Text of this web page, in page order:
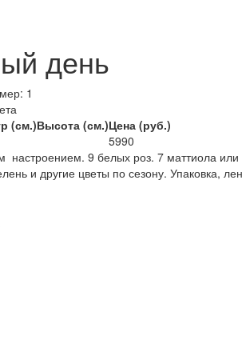
день
1
(см.)Высота (см.)Цена (руб.)
5990
настроением. 9 белых роз. 7 маттиола
и другие цветы по сезону. Упаковка,